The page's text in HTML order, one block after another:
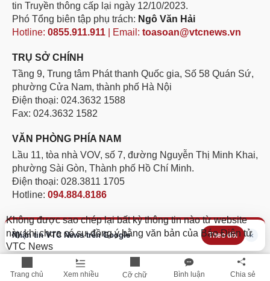
Trang chủ Xem nhiều Cỡ chữ Bình luận Chia sẻ
Nhận tin VTC News trên Google Theo dõi ×
tin Truyền thông cấp lại ngày 12/10/2023.
Phó Tổng biên tập phụ trách: Ngô Văn Hải
Hotline: 0855.911.911 | Email: toasoan@vtcnews.vn
TRỤ SỞ CHÍNH
Tầng 9, Trung tâm Phát thanh Quốc gia, Số 58 Quán Sứ,
phường Cửa Nam, thành phố Hà Nội
Điện thoại: 024.3632 1588
Fax: 024.3632 1582
VĂN PHÒNG PHÍA NAM
Lầu 11, tòa nhà VOV, số 7, đường Nguyễn Thị Minh Khai,
phường Sài Gòn, Thành phố Hồ Chí Minh.
Điện thoại: 028.3811 1705
Hotline: 094.884.8186
Không được sao chép lại bất kỳ thông tin nào từ website
này khi chưa có sự đồng ý bằng văn bản của Báo Điện tử
VTC News